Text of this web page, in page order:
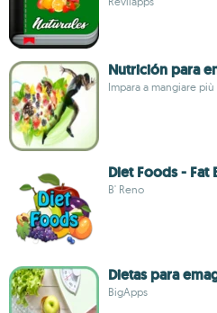
Nutrición para
Impara a mangiare
Diet Foods - Fat
B' Reno
Dietas para
BigApps